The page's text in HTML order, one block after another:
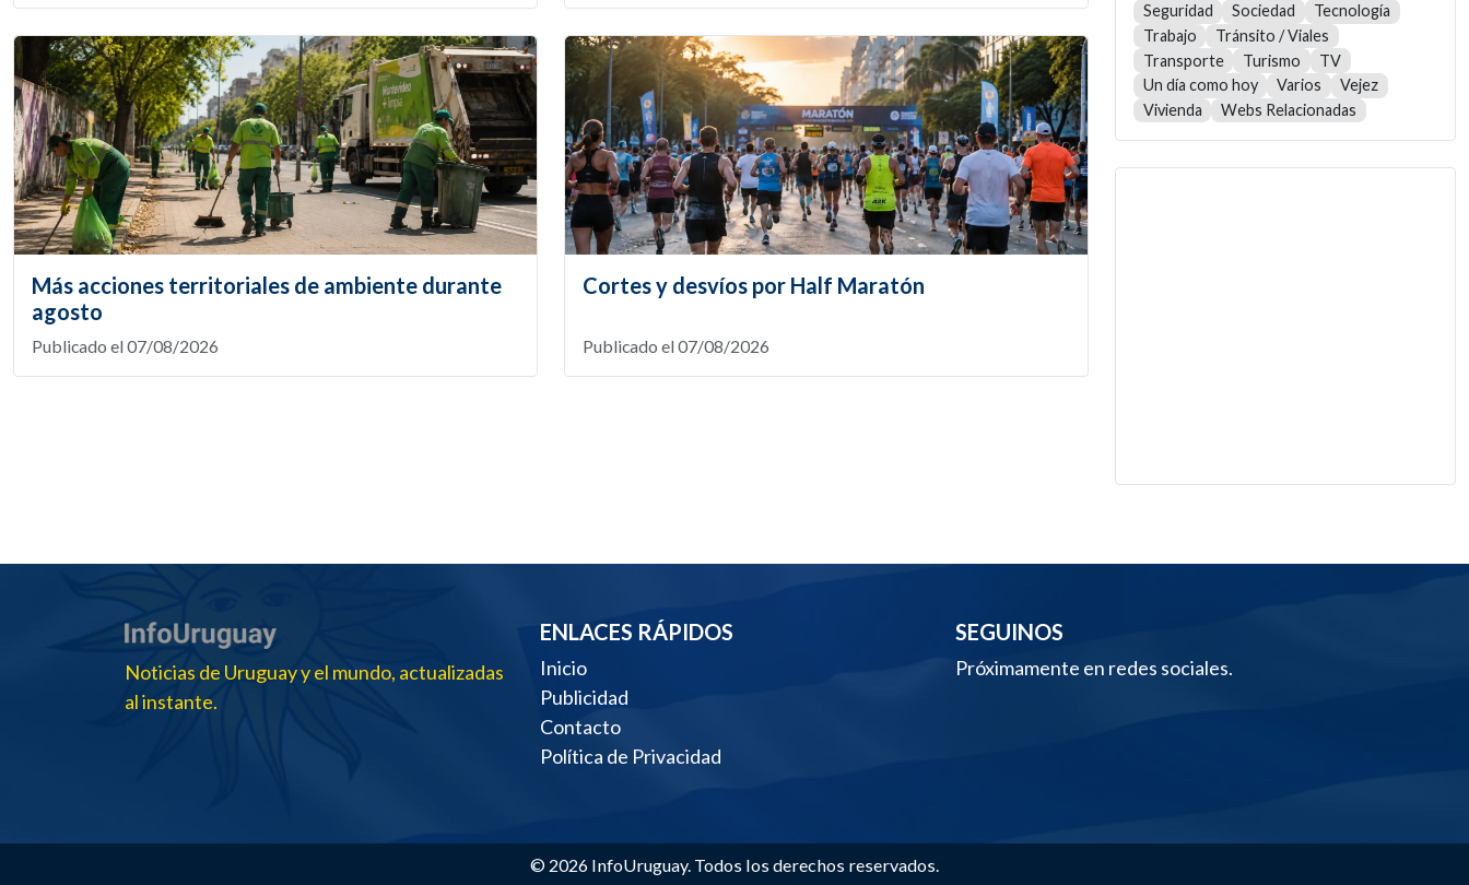
Más acciones territoriales de ambiente durante
agosto
Publicado el 07/08/2026
Cortes y desvíos por Half Maratón
Publicado el 07/08/2026
Seguridad
Sociedad
Tecnología
Trabajo
Tránsito / Viales
Transporte
Turismo
TV
Un día como hoy
Varios
Vejez
Vivienda
Webs Relacionadas
Noticias de Uruguay y el mundo, actualizadas
al instante.
ENLACES RÁPIDOS
Inicio
Publicidad
Contacto
Política de Privacidad
SEGUINOS
Próximamente en redes sociales.
© 2026 InfoUruguay. Todos los derechos reservados.